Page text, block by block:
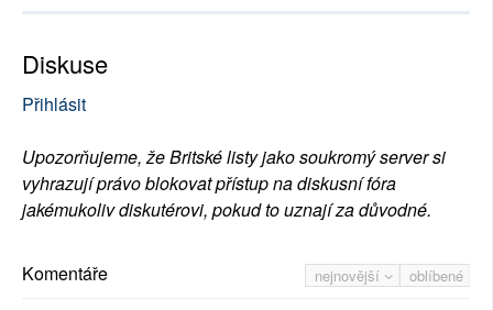
Diskuse
Přihlásit
Upozorňujeme, že Britské listy jako soukromý server si
vyhrazují právo blokovat přístup na diskusní fóra
jakémukoliv diskutérovi, pokud to uznají za důvodné.
nejnovější oblíbené
Komentáře